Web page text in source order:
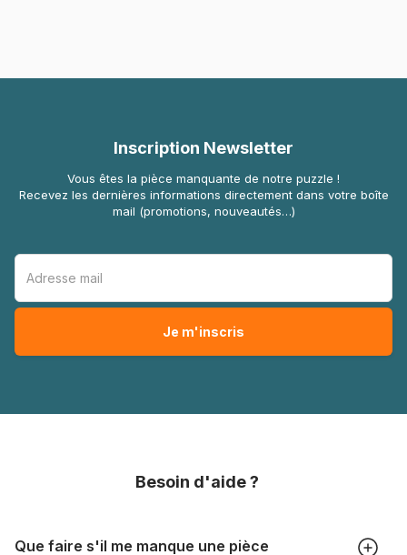
Inscription Newsletter
Vous êtes la pièce manquante de notre puzzle !
Recevez les dernières informations directement dans votre boîte
mail (promotions, nouveautés…)
Besoin d'aide ?
Que faire s'il me manque une pièce